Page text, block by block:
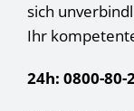
sich
Ihr
24h: 0800-80-